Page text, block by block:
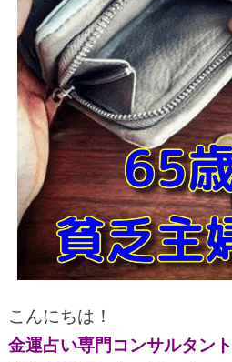
こんにちは！
金運占い専門コンサルタント